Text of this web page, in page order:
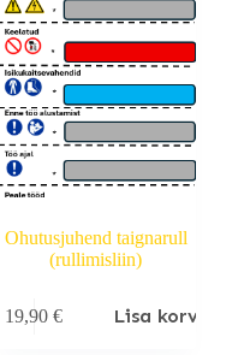
Ohutusjuhend taignarull
(rullimisliin)
19,90€ Lisa korvi